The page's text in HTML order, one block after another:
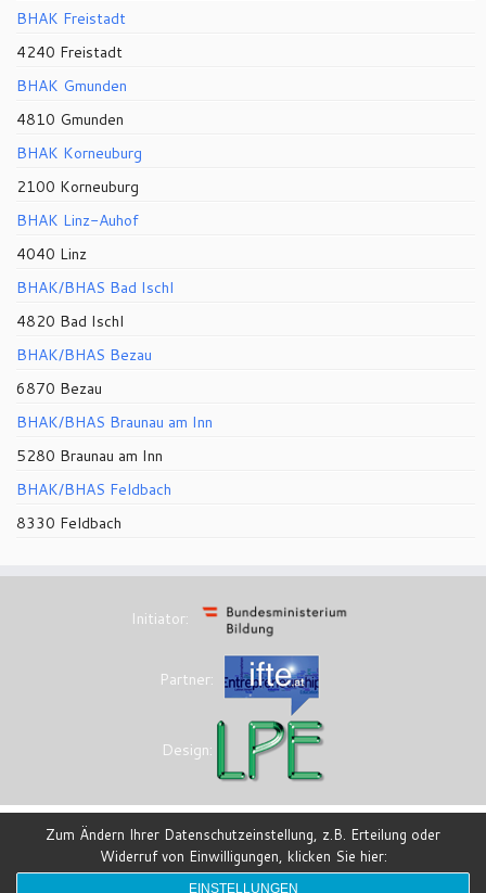
BHAK Freistadt
4240 Freistadt
BHAK Gmunden
4810 Gmunden
BHAK Korneuburg
2100 Korneuburg
BHAK Linz-Auhof
4040 Linz
BHAK/BHAS Bad Ischl
4820 Bad Ischl
BHAK/BHAS Bezau
6870 Bezau
BHAK/BHAS Braunau am Inn
5280 Braunau am Inn
BHAK/BHAS Feldbach
8330 Feldbach
Initiator:
Partner:
Design:
·© 2026 eesi-impulszentrum· Powered by
·
Entworfen mit demCustomizr-Theme
Zum Ändern Ihrer Datenschutzeinstellung, z.B. Erteilung oder
Widerruf von Einwilligungen, klicken Sie hier:
EINSTELLUNGEN